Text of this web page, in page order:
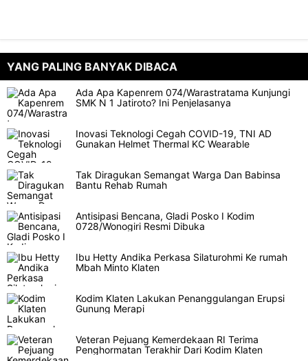
YANG PALING BANYAK DIBACA
Ada Apa Kapenrem 074/Warastratama Kunjungi
SMK N 1 Jatiroto? Ini Penjelasanya
Inovasi Teknologi Cegah COVID-19, TNI AD
Gunakan Helmet Thermal KC Wearable
Tak Diragukan Semangat Warga Dan Babinsa
Bantu Rehab Rumah
Antisipasi Bencana, Gladi Posko I Kodim
0728/Wonogiri Resmi Dibuka
Ibu Hetty Andika Perkasa Silaturohmi Ke rumah
Mbah Minto Klaten
Kodim Klaten Lakukan Penanggulangan Erupsi
Gunung Merapi
Veteran Pejuang Kemerdekaan RI Terima
Penghormatan Terakhir Dari Kodim Klaten